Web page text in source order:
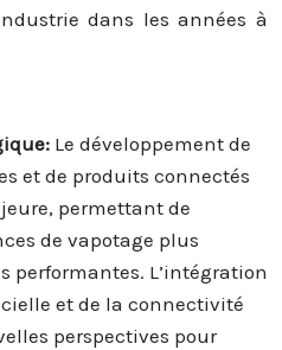
dans les années à
Le développement de
et de produits connectés
permettant de
de vapotage plus
performantes. L’intégration
et de la connectivité
perspectives pour